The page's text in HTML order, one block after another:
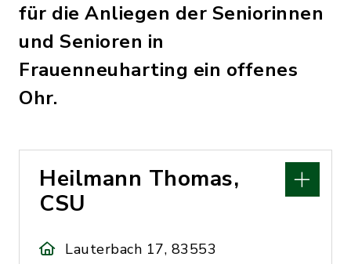
für die Anliegen der Seniorinnen
und Senioren in
Frauenneuharting ein offenes
Ohr.
Heilmann Thomas,
CSU
Lauterbach 17, 83553